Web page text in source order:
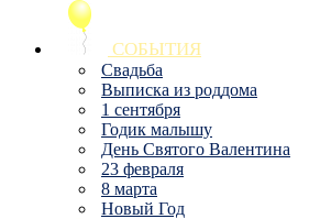
СОБЫТИЯ
Свадьба
Выписка из роддома
1 сентября
Годик малышу
День Святого Валентина
23 февраля
8 марта
Новый Год